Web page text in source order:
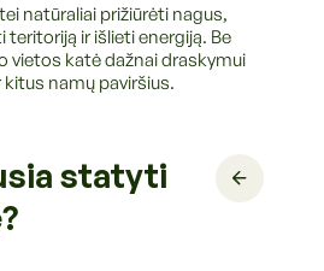
natūraliai prižiūrėti nagus,
ir išlieti energiją. Be
vietos katė dažnai draskymui
namų paviršius.
statyti